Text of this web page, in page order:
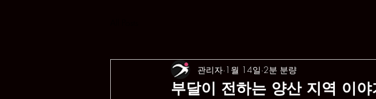
부달이 전하는 양산 지역 이
관리자 1월 14일 2분 분량